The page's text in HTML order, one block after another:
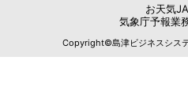
お天気
気象庁予報業
Copyright©島津ビジネスシス